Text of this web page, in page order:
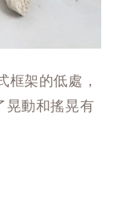
架的低處，
晃動和搖晃有